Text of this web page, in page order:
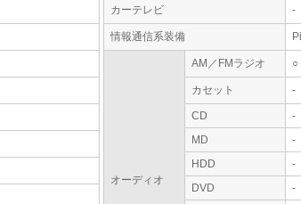
カーテレビ -
情報通信系装備
オーディオ
AM／FMラジオ ○
カセット -
CD
-
MD
-
HDD
-
DVD
-